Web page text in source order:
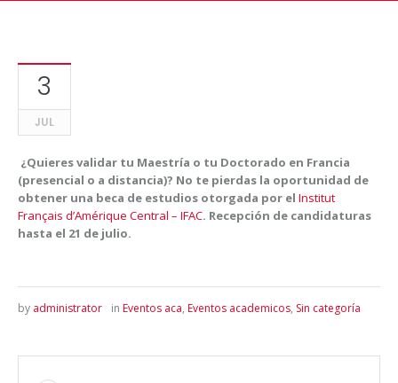
3
JUL
¿Quieres validar tu Maestría o tu Doctorado en Francia
(presencial o a distancia)? No te pierdas la oportunidad de
obtener una beca de estudios otorgada por el Institut
Français d’Amérique Central – IFAC. Recepción de candidaturas
hasta el 21 de julio.
by administrator in Eventos aca, Eventos academicos, Sin categoría